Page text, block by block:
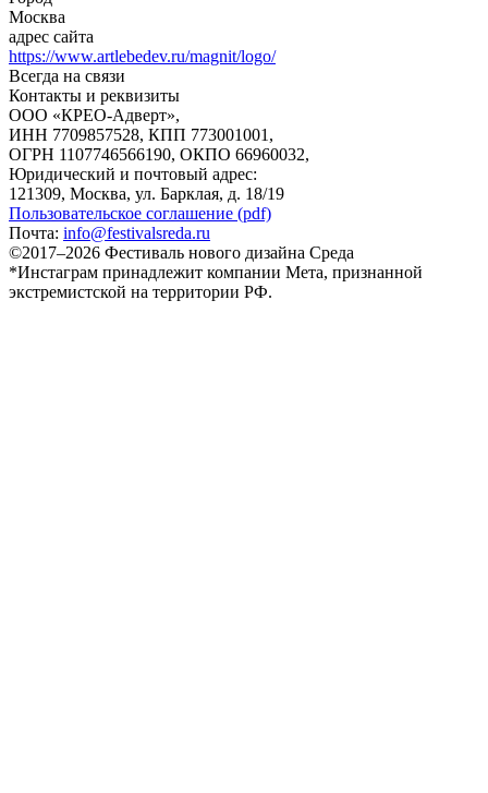
Москва
адрес сайта
https://www.artlebedev.ru/magnit/logo/
Всегда на связи
Контакты и реквизиты
ООО «КРЕО‐Адверт»,
ИНН 7709857528, КПП 773001001,
ОГРН 1107746566190, ОКПО 66960032,
Юридический и почтовый адрес:
121309, Москва, ул. Барклая, д. 18/19
Пользовательское соглашение (pdf)
Почта: info@festivalsreda.ru
©2017–2026 Фестиваль нового дизайна Среда
*Инстаграм принадлежит компании Мета, признанной
экстремистской на территории РФ.